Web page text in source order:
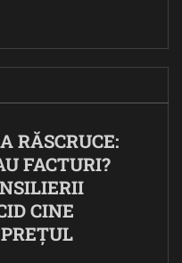
RĂSCRUCE:
FACTURI?
CINE